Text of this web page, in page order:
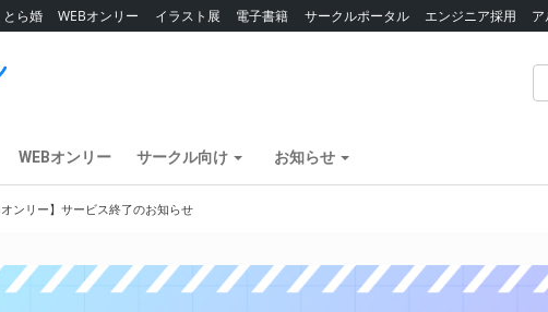
とら婚 WEBオンリー イラスト展 電子書籍 サークルポータル エンジニア採用
WEBオンリー サークル向け お知らせ
オンリー】サービス終了のお知らせ